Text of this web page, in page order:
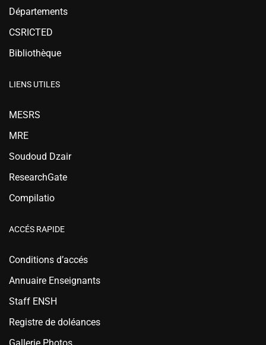
Départements
CSRICTED
Bibliothèque
LIENS UTILES
MESRS
MRE
Soudoud Dzair
ResearchGate
Compilatio
ACCÉS RAPIDE
Conditions d’accés
Annuaire Enseignants
Staff ENSH
Registre de doléances